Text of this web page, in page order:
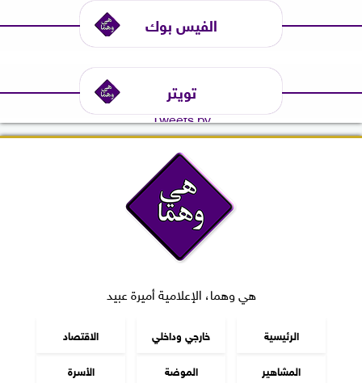
الفيس بوك
تويتر
Tweets by
هي وهما، الإعلامية أميرة عبيد
الرئيسية خارجي وداخلي
الاقتصاد
المشاهير
الموضة الأسرة